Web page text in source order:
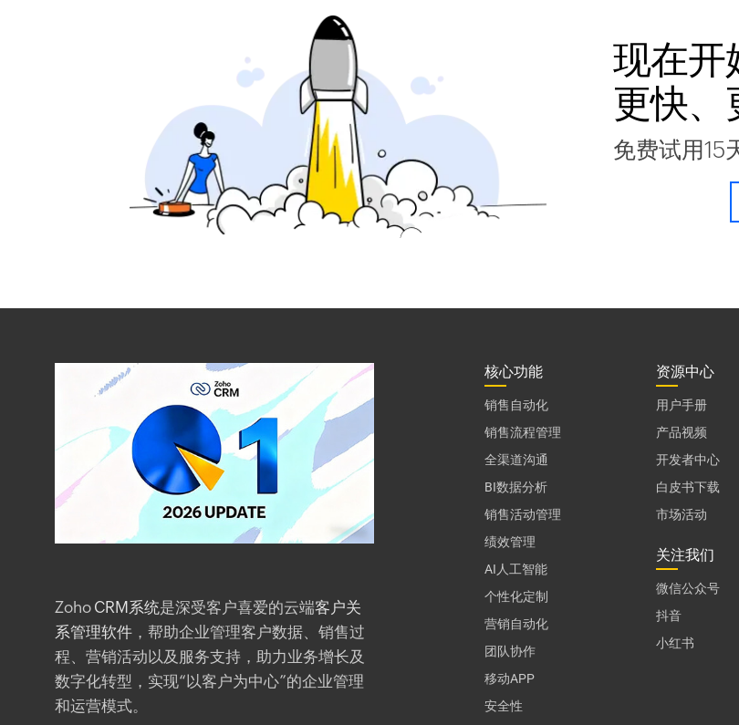
现在开
更快、
免费试用15
Zoho CRM系统是深受客户喜爱的云端客户关
系管理软件 ，帮助企业管理客户数据、销售过
程、营销活动以及服务支持，助力业务增长及
数字化转型，实现“以客户为中心”的企业管理
和运营模式。
核心功能
销售自动化
销售流程管理
全渠道沟通
BI数据分析
销售活动管理
绩效管理
AI人工智能
个性化定制
营销自动化
团队协作
移动APP
安全性
资源中心
用户手册
产品视频
开发者中心
白皮书下载
市场活动
关注我们
微信公众号
抖音
小红书